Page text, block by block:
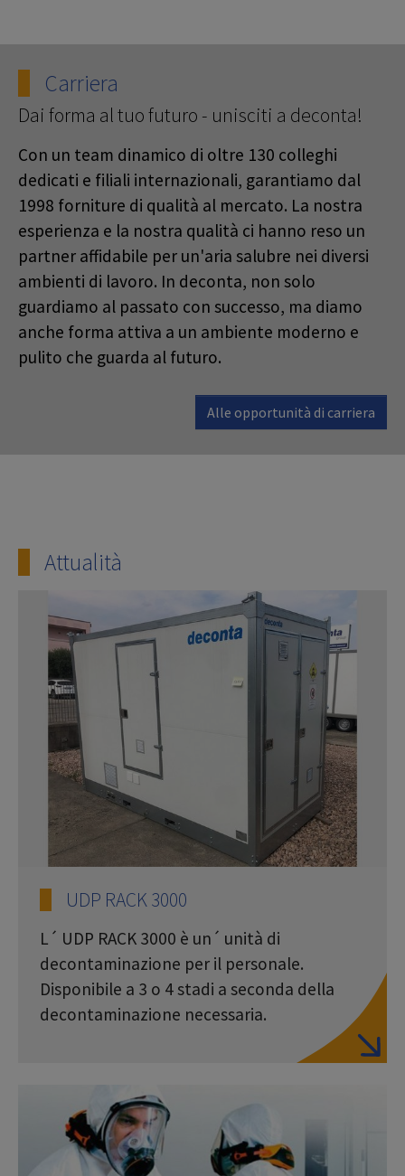
Carriera
Dai forma al tuo futuro - unisciti a deconta!
Con un team dinamico di oltre 130 colleghi
dedicati e filiali internazionali, garantiamo dal
1998 forniture di qualità al mercato. La nostra
esperienza e la nostra qualità ci hanno reso un
partner affidabile per un'aria salubre nei diversi
ambienti di lavoro. In deconta, non solo
guardiamo al passato con successo, ma diamo
anche forma attiva a un ambiente moderno e
pulito che guarda al futuro.
Alle opportunità di carriera
Attualità
UDP RACK 3000
L´ UDP RACK 3000 è un´ unità di
decontaminazione per il personale.
Disponibile a 3 o 4 stadi a seconda della
decontaminazione necessaria.